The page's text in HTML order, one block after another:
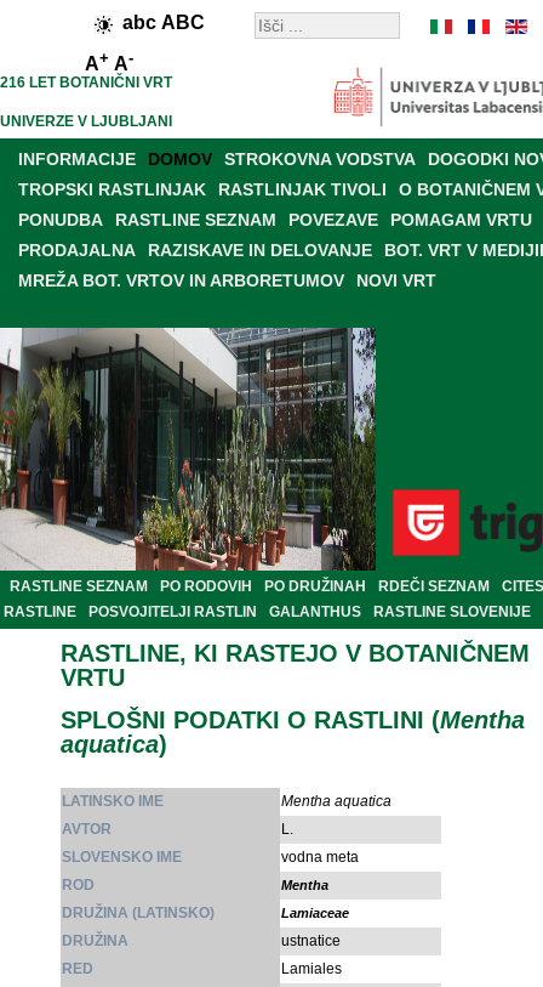
abc ABC
A+ A-
216 LET BOTANIČNI VRT
UNIVERZE V LJUBLJANI
INFORMACIJE DOMOV STROKOVNA VODSTVA
DOGODKI
TROPSKI RASTLINJAK
RASTLINJAK TIVOLI
O BOTANIČNEM
PONUDBA
RASTLINE SEZNAM POVEZAVE
POMAGAM VRTU
PRODAJALNA
RAZISKAVE IN DELOVANJE
BOT. VRT V
MREŽA BOT. VRTOV IN ARBORETUMOV
NOVI VRT
RASTLINE SEZNAM PO RODOVIH PO DRUŽINAH RDEČI SEZNAM
CITES
RASTLINE
POSVOJITELJI RASTLIN GALANTHUS RASTLINE SLOVENIJE
RASTLINE, KI RASTEJO V BOTANIČNEM
VRTU
SPLOŠNI PODATKI O RASTLINI (Mentha
aquatica)
LATINSKO IME
Mentha aquatica
AVTOR
L.
SLOVENSKO IME
vodna meta
ROD
Mentha
DRUŽINA (LATINSKO) Lamiaceae
DRUŽINA
ustnatice
RED
Lamiales